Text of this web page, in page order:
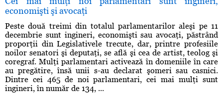
economişti şi avocaţi
Peste două treimi din totalul parlamentarilor aleşi pe 11
decembrie sunt ingineri, economişti sau avocaţi, păstrând
proporţii din Legislativele trecute, dar, printre profesiile
noilor senatori şi deputaţi, se află şi cea de artist, teolog şi
coregraf. Mulţi parlamentari activează în domeniile în care
au pregătire, însă unii s-au declarat şomeri sau casnici.
Dintre cei 465 de noi parlamentari, cei mai mulţi sunt
ingineri, în număr de 134, ...